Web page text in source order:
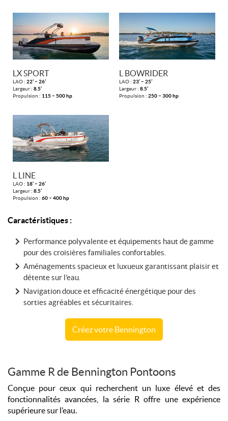
LX SPORT
LAO : 22’ – 26’
Largeur : 8.5’
Propulsion : 115 – 500 hp
L BOWRIDER
LAO : 23’ – 25’
Largeur : 8.5’
Propulsion : 250 – 300 hp
L LINE
LAO : 18’ – 26’
Largeur : 8.5’
Propulsion : 60 – 400 hp
Caractéristiques :
Performance polyvalente et équipements haut de gamme
pour des croisières familiales confortables.
Aménagements spacieux et luxueux garantissant plaisir et
détente sur l’eau.
Navigation douce et efficacité énergétique pour des
sorties agréables et sécuritaires.
Créez votre Bennington
Gamme R de Bennington Pontoons
Conçue pour ceux qui recherchent un luxe élevé et des
fonctionnalités avancées, la série R offre une expérience
supérieure sur l’eau.